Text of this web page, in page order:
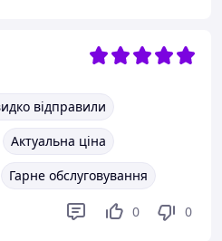
відправили
Актуальна ціна
Гарне обслуговування
0 0